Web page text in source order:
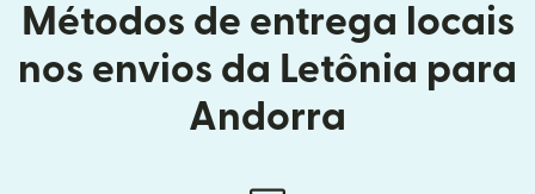
Métodos de entrega locais
nos envios da Letônia para
Andorra